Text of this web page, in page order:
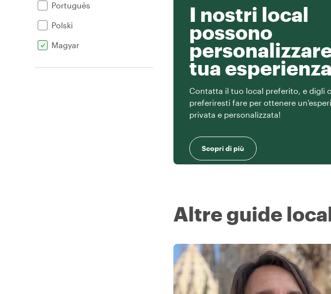
Português
Polski
Magyar
I nostri local
possono
tua esperienza
Contatta il tuo local preferito, e digli
preferiresti fare per ottenere
privata e personalizzata!
Scopri di più
Altre guide